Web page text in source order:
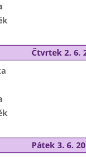
Čtvrtek 2. 6.
Pátek 3. 6.